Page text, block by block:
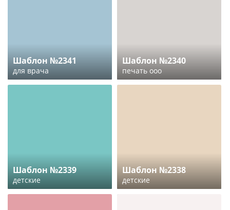
Шаблон №2341
для врача
Шаблон №2340
печать ооо
Шаблон №2339
детские
Шаблон №2338
детские